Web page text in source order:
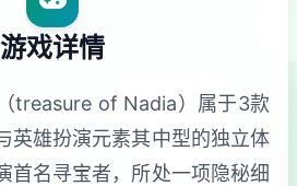
游戏详情
treasure of Nadia）属于3款
英雄扮演元素其中型的独立体
首名寻宝者，所处一项隐秘细